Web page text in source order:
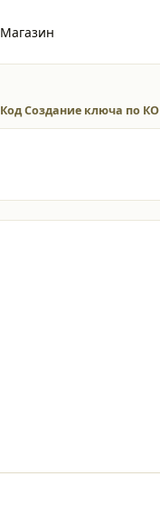
Магазин
Код Создание ключа по КО